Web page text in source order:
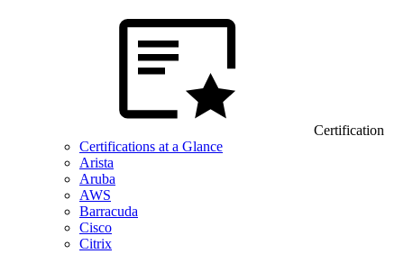
Certification
Certifications at a Glance
Arista
Aruba
AWS
Barracuda
Cisco
Citrix